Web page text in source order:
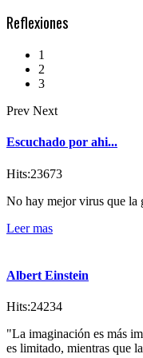
Reflexiones
1
2
3
Prev Next
Escuchado por ahi...
Hits:23673
No hay mejor virus que la
Leer mas
Albert Einstein
Hits:24234
"La imaginación es más
es limitado, mientras que